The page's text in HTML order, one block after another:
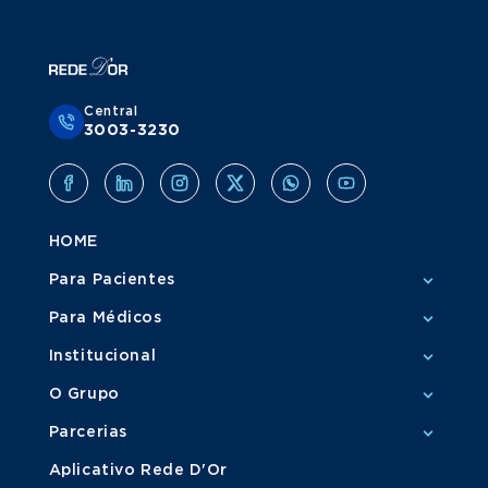
Central
3003-3230
HOME
Para Pacientes
Para Médicos
Institucional
O Grupo
Parcerias
Aplicativo Rede D'Or